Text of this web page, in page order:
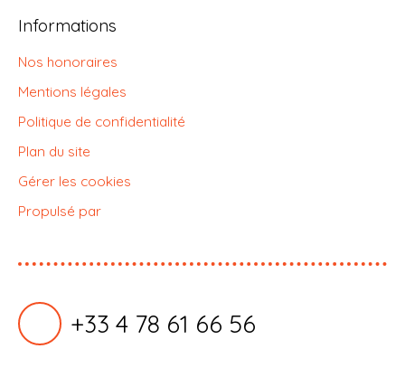
Informations
Nos honoraires
Mentions légales
Politique de confidentialité
Plan du site
Gérer les cookies
Propulsé par
+33 4 78 61 66 56